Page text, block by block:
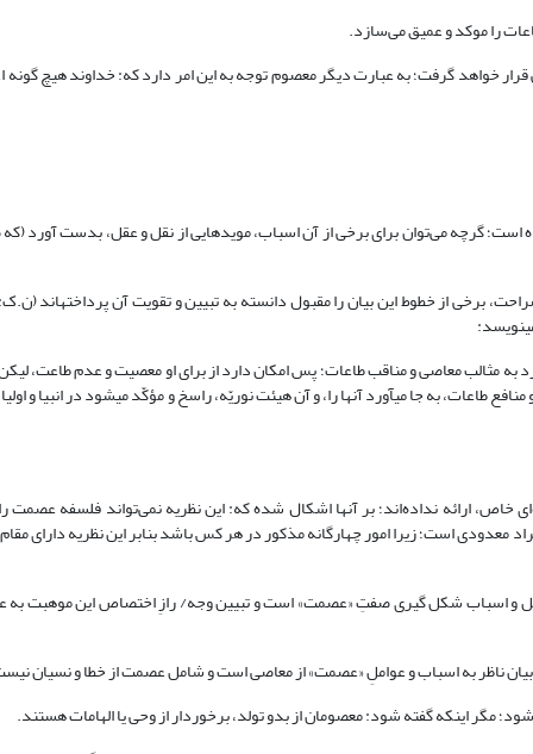
را موکد و عمیق می‌سازد.
خواهد گرفت؛ به عبارت دیگر معصوم توجه به این امر دارد که: خداوند هیچ گونه
است؛ گرچه می‌توان برای برخی از آن اسباب، مویدهایی از نقل و عقل، بدست آورد
مثالب معاصى و مناقب طاعات؛ پس امکان دارد از براى او معصیت و عدم طاعت،
طاعات، به جا مى‏آورد آن‏ها را، و آن هیئت نوریّه، راسخ و مؤکّد مى‏شود در انبیا و
ارائه نداده‌اند؛ بر آنها اشکال شده که: این نظریه نمی‌تواند فلسفه عصمت
معدودی است؛ زیرا امور چهارگانه مذکور در هر کس باشد بنابر این نظریه دارای
و اسباب شکل گیری صفتِ «عصمت» است و تبیین وجه/ رازِ اختصاص این موهبت به
ناظر به اسباب و عواملِ «عصمت» از معاصی است و شامل عصمت از خطا و نسیان
مگر اینکه گفته شود: معصومان از بدو تولد، برخوردار از وحی یا الهامات هستند.